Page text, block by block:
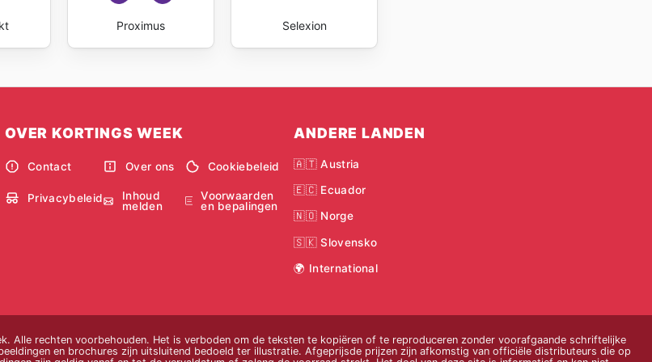
Proximus Selexion
OVER KORTINGS WEEK
Contact Over ons Cookiebeleid
Privacybeleid
Inhoud
melden
Voorwaarden
en bepalingen
ANDERE LANDEN
🇦🇹 Austria
🇪🇨 Ecuador
🇳🇴 Norge
🇸🇰 Slovensko
🌍 International
Alle rechten voorbehouden. Het is verboden om de teksten te kopiëren of te reproduceren zonder voorafgaande schriftelijke
en brochures zijn uitsluitend bedoeld ter illustratie. Afgeprijsde prijzen zijn afkomstig van officiële distributeurs die op